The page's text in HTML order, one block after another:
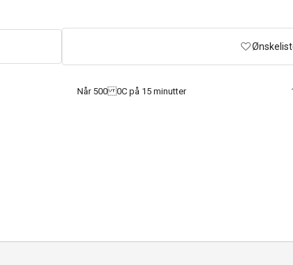
Når 500 0C på 15 minutter